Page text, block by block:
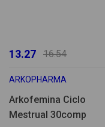
13.27 16.54
ARKOPHARMA
Arkofemina Ciclo
Mestrual 30comp